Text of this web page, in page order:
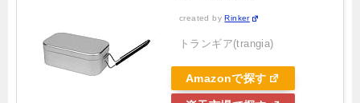
created byRinker
トランギア(trangia)
Amazonで探す